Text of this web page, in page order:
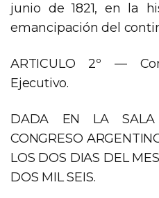
junio de 1821, en la
emancipación del
ARTICULO 2º —
Ejecutivo.
DADA EN LA SALA
CONGRESO
LOS DOS DIAS DEL
DOS MIL SEIS.